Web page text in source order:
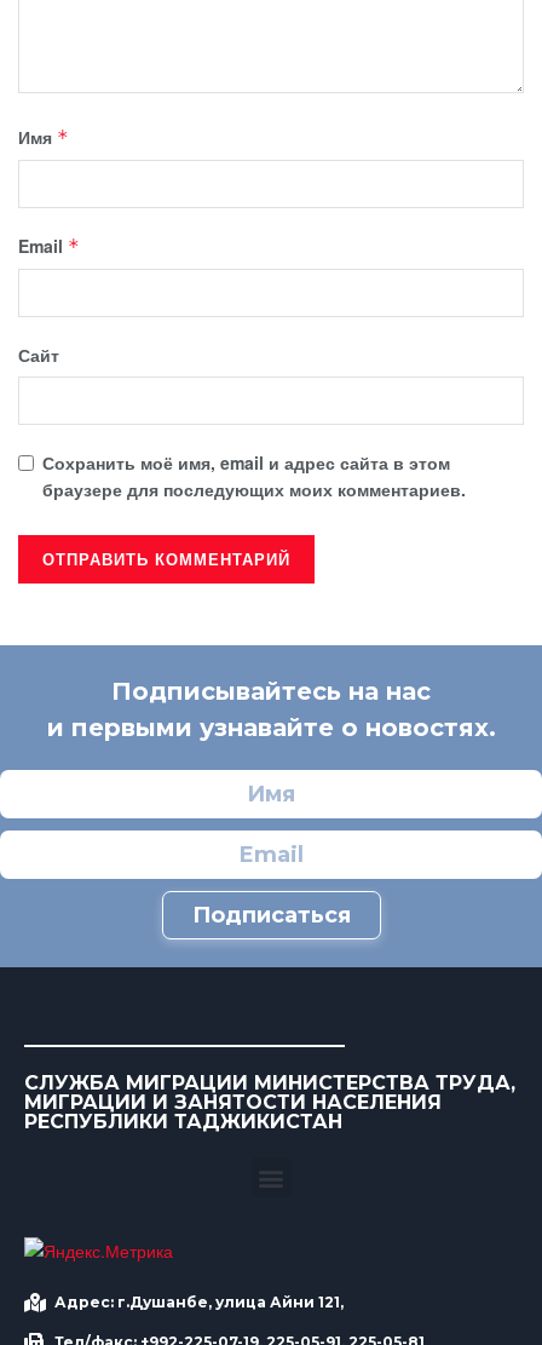
Имя *
Email *
Сайт
Сохранить моё имя, email и адрес сайта в этом
браузере для последующих моих комментариев.
Подписывайтесь на нас
и первыми узнавайте о новостях.
Подписаться
СЛУЖБА МИГРАЦИИ МИНИСТЕРСТВА ТРУДА,
МИГРАЦИИ И ЗАНЯТОСТИ НАСЕЛЕНИЯ
РЕСПУБЛИКИ ТАДЖИКИСТАН
Адрес: г.Душанбе, улица Айни 121,